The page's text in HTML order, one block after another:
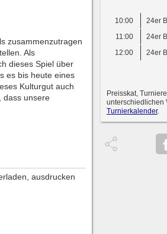
zusammenzutragen
Als
dieses Spiel über
es bis heute eines
Kulturgut auch
dass unsere
ausdrucken
10:00
24er
11:00
24er
12:00
24er
Preisskat,
unterschiedlichen
Turnierkalender.